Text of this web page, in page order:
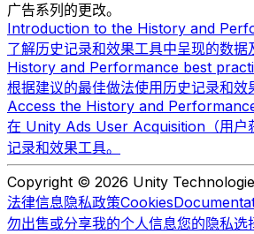
广告系列的更改。
Introduction to the History and
了解历史记录和效果工具中呈现的数据
History and Performance best
根据建议的最佳做法使用历史记录和效
Access the History and
在 Unity Ads User Acquisition（用户
记录和效果工具。
Copyright © 2026 Unity
法律信息隐私政策Cookies
勿出售或分享我的个人信息您的隐私选